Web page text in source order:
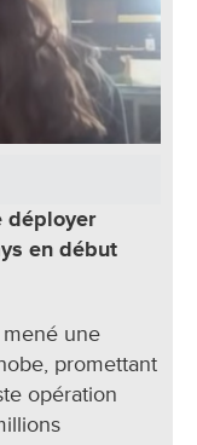
déployer
en début
une
promettant
opération